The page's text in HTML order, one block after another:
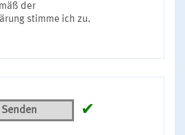
der
stimme ich zu.
Senden ✔